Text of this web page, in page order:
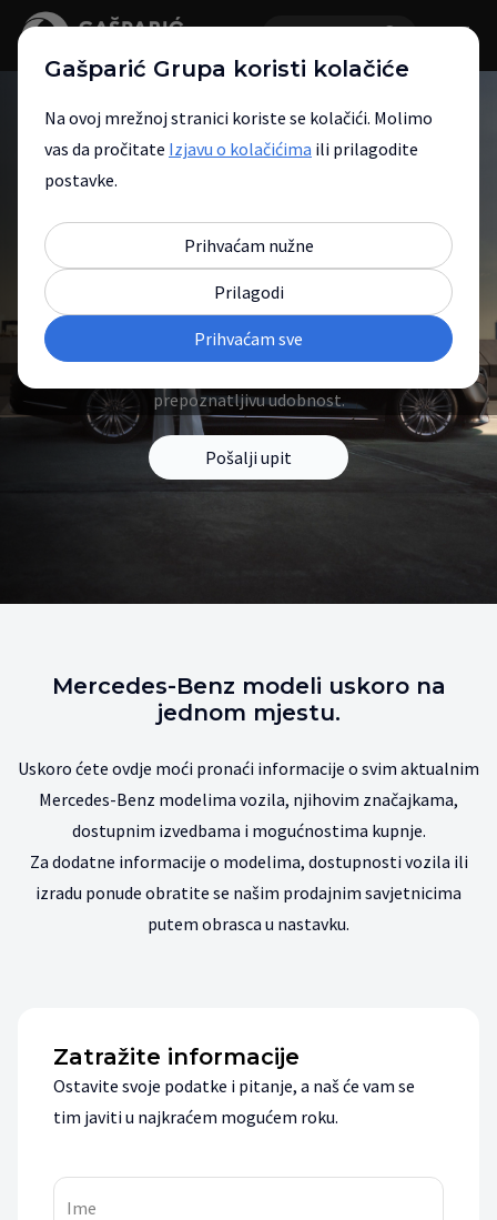
Mercedes-Benz nova
vozila
Otkrijte modele koji spajaju vrhunski
prepoznatljivu udobnost.
Pošalji upit
Mercedes-Benz modeli uskoro na
jednom mjestu.
Uskoro ćete ovdje moći pronaći informacije o svim aktualnim
Mercedes-Benz modelima vozila, njihovim značajkama,
dostupnim izvedbama i mogućnostima kupnje.
Za dodatne informacije o modelima, dostupnosti vozila ili
izradu ponude obratite se našim prodajnim savjetnicima
putem obrasca u nastavku.
Zatražite informacije
Ostavite svoje podatke i pitanje, a naš će vam se
tim javiti u najkraćem mogućem roku.
Ime
Gašparić Grupa koristi kolačiće
Na ovoj mrežnoj stranici koriste se kolačići. Molimo
vas da pročitate Izjavu o kolačićima ili prilagodite
postavke.
Prihvaćam nužne
Prilagodi
Prihvaćam sve